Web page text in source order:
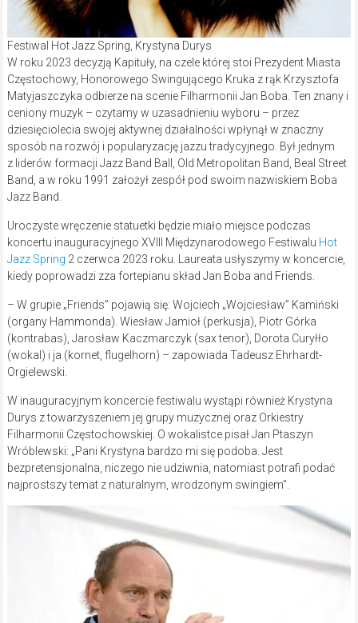
Festiwal Hot Jazz Spring, Krystyna Durys
W roku 2023 decyzją Kapituły, na czele której stoi Prezydent Miasta
Częstochowy, Honorowego Swingującego Kruka z rąk Krzysztofa
Matyjaszczyka odbierze na scenie Filharmonii Jan Boba. Ten znany i
ceniony muzyk – czytamy w uzasadnieniu wyboru – przez
dziesięciolecia swojej aktywnej działalności wpłynął w znaczny
sposób na rozwój i popularyzację jazzu tradycyjnego. Był jednym
z liderów formacji Jazz Band Ball, Old Metropolitan Band, Beal Street
Band, a w roku 1991 założył zespół pod swoim nazwiskiem Boba
Jazz Band.
Uroczyste wręczenie statuetki będzie miało miejsce podczas
koncertu inauguracyjnego XVIII Międzynarodowego Festiwalu Hot
Jazz Spring 2 czerwca 2023 roku. Laureata usłyszymy w koncercie,
kiedy poprowadzi zza fortepianu skład Jan Boba and Friends.
– W grupie „Friends” pojawią się: Wojciech „Wojciesław” Kamiński
(organy Hammonda). Wiesław Jamioł (perkusja), Piotr Górka
(kontrabas), Jarosław Kaczmarczyk (sax tenor), Dorota Curyłło
(wokal) i ja (kornet, flugelhorn) – zapowiada Tadeusz Ehrhardt-
Orgielewski.
W inauguracyjnym koncercie festiwalu wystąpi również Krystyna
Durys z towarzyszeniem jej grupy muzycznej oraz Orkiestry
Filharmonii Częstochowskiej. O wokalistce pisał Jan Ptaszyn
Wróblewski: „Pani Krystyna bardzo mi się podoba. Jest
bezpretensjonalna, niczego nie udziwnia, natomiast potrafi podać
najprostszy temat z naturalnym, wrodzonym swingiem”.